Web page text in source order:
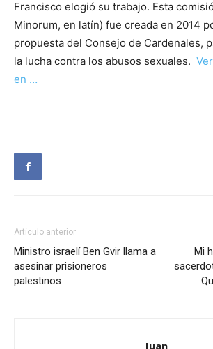
Francisco elogió su trabajo. Esta
Minorum, en latín) fue creada en 2014
propuesta del Consejo de Cardenales,
la lucha contra los abusos sexuales.
en …
Artículo anterior
Ministro israelí Ben Gvir llama a
asesinar prisioneros
palestinos
Mi
Juan